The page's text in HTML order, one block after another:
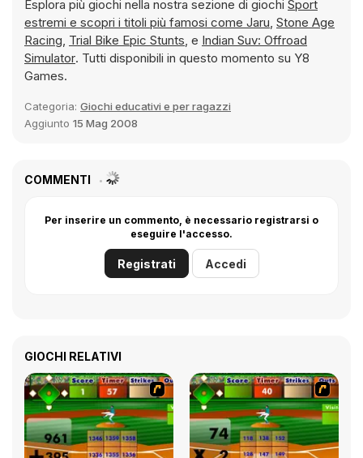
Esplora più giochi nella nostra sezione di giochi Sport
estremi e scopri i titoli più famosi come Jaru, Stone Age
Racing, Trial Bike Epic Stunts, e Indian Suv: Offroad
Simulator. Tutti disponibili in questo momento su Y8
Games.
Categoria: Giochi educativi e per ragazzi
Aggiunto 15 Mag 2008
COMMENTI
Per inserire un commento, è necessario registrarsi o
eseguire l'accesso.
Registrati Accedi
GIOCHI RELATIVI